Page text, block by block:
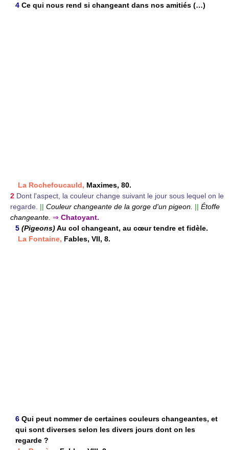
4 Ce qui nous rend si changeant dans nos amitiés (…)
La Rochefoucauld, Maximes, 80.
2 Dont l'aspect, la couleur change suivant le jour sous lequel on le
regarde. || Couleur changeante de la gorge d'un pigeon. || Étoffe
changeante. ⇒ Chatoyant.
5 (Pigeons)Au col changeant, au cœur tendre et fidèle.
La Fontaine, Fables, VII, 8.
6 Qui peut nommer de certaines couleurs changeantes, et
qui sont diverses selon les divers jours dont on les
regarde ?